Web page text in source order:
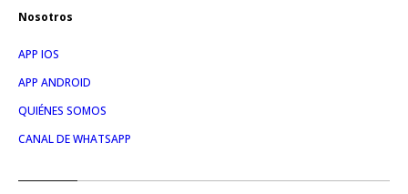
Nosotros
APP IOS
APP ANDROID
QUIÉNES SOMOS
CANAL DE WHATSAPP